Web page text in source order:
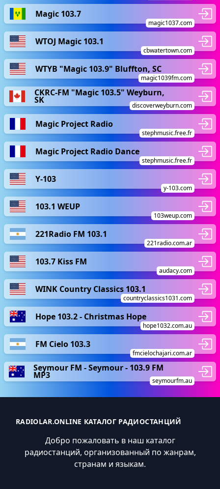
Magic 103.7
magic1037.com
WTOJ Magic 103.1
cbwatertown.com
WTYB "Magic 103.9" Bluffton, SC
magic1039fm.com
CKRC-FM "Magic 103.5" Weyburn,
SK
discoverweyburn.com
Magic Project Radio
stephmusic.free.fr
Magic Project Radio Dance
stephmusic.free.fr
Y-103
y-103.com
103.1 WEUP
103weup.com
221Radio FM 103.1
221radio.com.ar
103.7 Kiss FM
audacy.com
WINK Country Classics 103.1
countryclassics1031.com
Hope 103.2 - Christmas Hope
hope1032.com.au
FM Cielo 103.3
fmcielochajari.com.ar
Seymour FM - Seymour - 103.9 FM
MP3
seymourfm.au
RADIOLAR.ONLINE КАТАЛОГ РАДИОСТАНЦИЙ
Добро пожаловать в наш каталог
радиостанций, организованный по жанрам,
странам и языкам.